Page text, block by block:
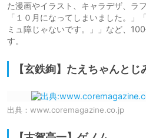
た漫画やイラスト、キャラデザ、ラ
「１０月になってしまいました。」
ミュ障じゃないです。」」など、
す。
【玄鉄絢】たえちゃんとじ
出典： www.coremagazine.co.jp